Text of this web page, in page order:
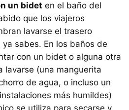
un bidet en el baño del
que los viajeros
lavarse el trasero
sabes. En los baños de
con un bidet o alguna otra
lavarse (una manguerita
de agua, o incluso un
más humildes)